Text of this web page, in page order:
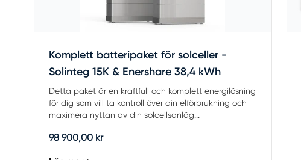
Komplett batteripaket för solceller -
Solinteg 15K & Enershare 38,4 kWh
Detta paket är en kraftfull och komplett energilösning
för dig som vill ta kontroll över din elförbrukning och
maximera nyttan av din solcellsanläg...
98 900,00 kr